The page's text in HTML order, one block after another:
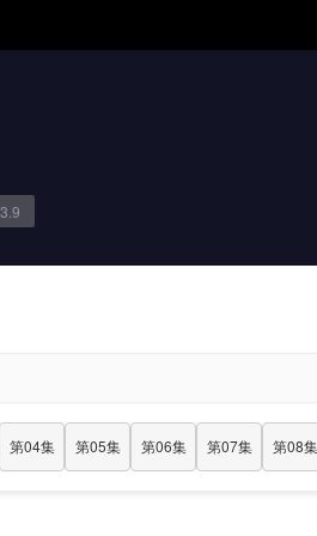
3.9
第04集 第05集 第06集 第07集 第08集